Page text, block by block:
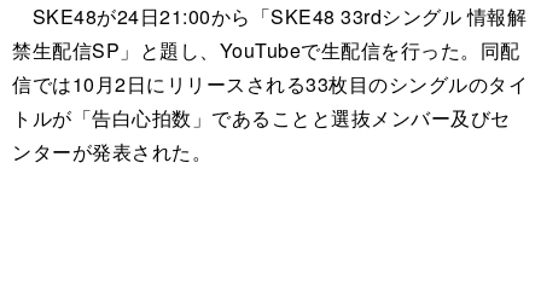
SKE48が24日21:00から「SKE48 33rdシングル 情報解
禁生配信SP」と題し、YouTubeで生配信を行った。同配
信では10月2日にリリースされる33枚目のシングルのタイ
トルが「告白心拍数」であることと選抜メンバー及びセ
ンターが発表された。